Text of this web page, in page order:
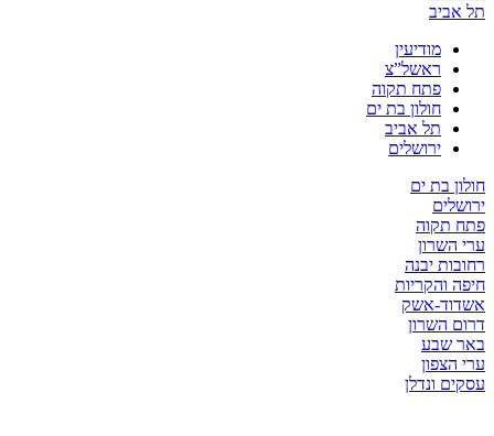
מודיעין
ראשל”צ
פתח תקוה
חולון בת ים
תל אביב
ירושלים
בת ים
יבנה
אשק
ונדלן